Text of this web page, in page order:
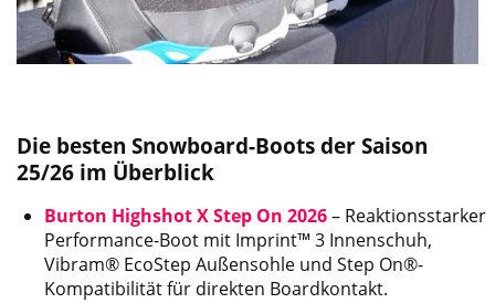
Die besten Snowboard-Boots der Saison
25/26 im Überblick
Burton Highshot X Step On 2026– Reaktionsstarker
Performance-Boot mit Imprint™ 3 Innenschuh,
Vibram® EcoStep Außensohle und Step On®-
Kompatibilität für direkten Boardkontakt.